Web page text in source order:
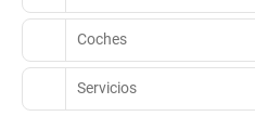
Coches
Servicios